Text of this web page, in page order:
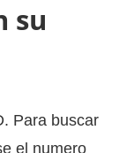
su
Para buscar
el numero